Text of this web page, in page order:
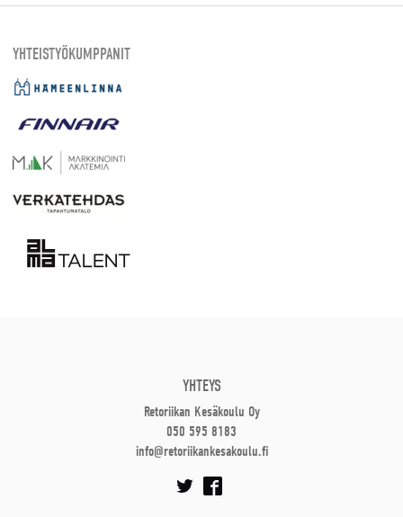
YHTEISTYÖKUMPPANIT
YHTEYS
Retoriikan Kesäkoulu Oy
050 595 8183
info@retoriikankesakoulu.fi